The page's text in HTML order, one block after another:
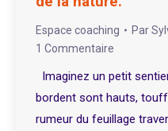
Espace coaching Par
1 Commentaire
Imaginez un petit
bordent sont hauts,
rumeur du feuillage